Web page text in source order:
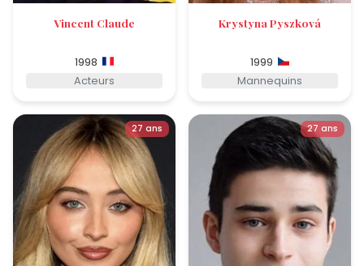
Vincent Claude
1998
Acteurs
Krystyna Pyszková
1999
Mannequins
27 ans 27 ans